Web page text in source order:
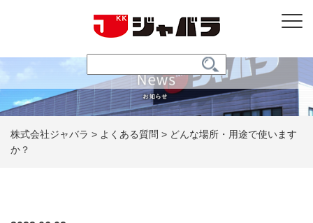
株式会社ジャバラ > よくある質問 > どんな場所・用途で使います
か？